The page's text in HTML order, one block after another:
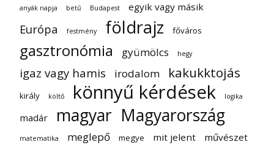
anyák napja betű Budapest egyik vagy másik
Európa festmény földrajz főváros
gasztronómia gyümölcs hegy
igaz vagy hamis irodalom kakukktojás
király költő könnyű kérdések logika
madár magyar Magyarország
matematika meglepő megye mit jelent művészet